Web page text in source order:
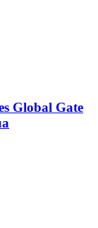
Global Gate